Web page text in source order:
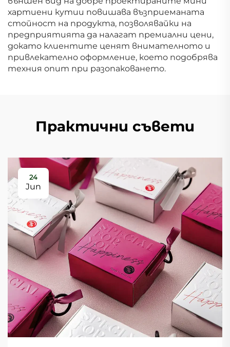
хартиени кутии повишава възприеманата
стойност на продукта, позволявайки на
предприятията да налагат премиални цени,
докато клиентите ценят внимателното и
привлекателно оформление, което подобрява
техния опит при разопаковането.
Практични съвети
24
Jun